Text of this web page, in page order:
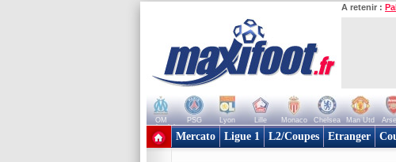
A retenir :
OM PSG Lyon Lille Monaco Chelsea Man Utd
+ de clubs
Mercato Ligue 1 L2/Coupes Etranger